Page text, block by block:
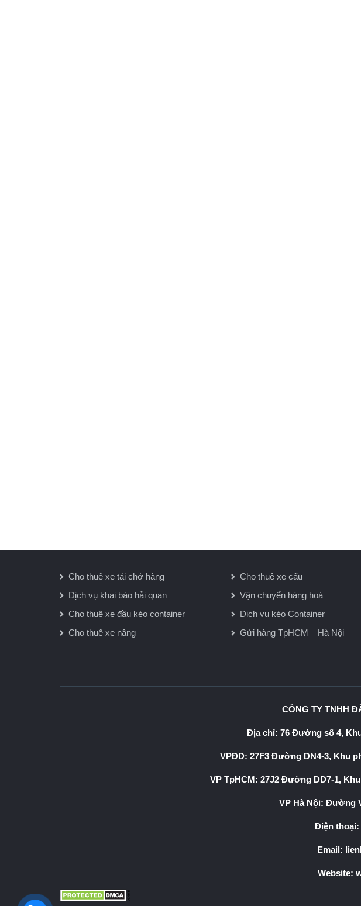
Cho thuê xe tải chở hàng
Dịch vụ khai báo hải quan
Cho thuê xe đầu kéo container
Cho thuê xe nâng
Cho thuê xe cẩu
Vận chuyển hàng hoá
Dịch vụ kéo Container
Gửi hàng TpHCM – Hà Nội
CÔNG TY TNHH
Địa chỉ: 76 Đường số 4,
VPĐD: 27F3 Đường DN4-3, Khu
VP TpHCM: 27J2 Đường DD7-1,
VP Hà Nội: Đường
Điện thoại:
Email:
Website: